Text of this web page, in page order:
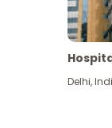
Delhi,